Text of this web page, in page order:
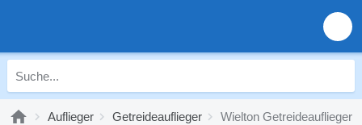
Auflieger Getreideauflieger Wielton Getreideauflieger